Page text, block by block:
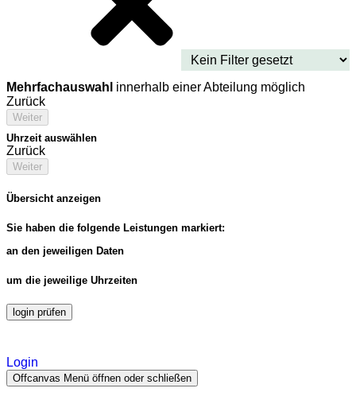
Mehrfachauswahl innerhalb einer Abteilung möglich
Zurück
Weiter
Uhrzeit auswählen
Zurück
Weiter
Übersicht anzeigen
Sie haben die folgende Leistungen markiert:
an den jeweiligen Daten
um die jeweilige Uhrzeiten
login prüfen
Login
Offcanvas Menü öffnen oder schließen